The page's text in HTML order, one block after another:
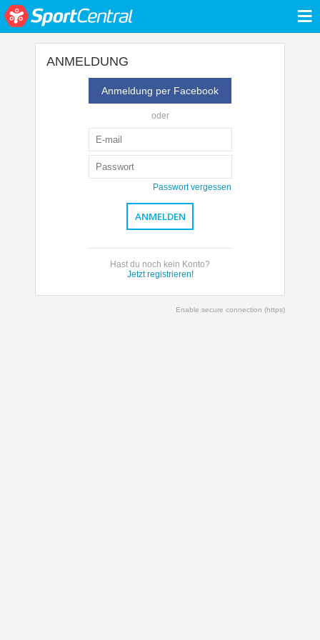
≡
ANMELDUNG
Anmeldung per Facebook
oder
Passwort vergessen
Hast du noch kein Konto?
Jetzt registrieren!
Enable secure connection (https)